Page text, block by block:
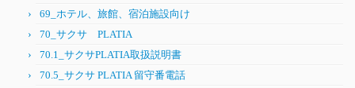
69_ホテル、旅館、宿泊施設向け
70_サクサ PLATIA
70.1_サクサPLATIA取扱説明書
70.5_サクサ PLATIA 留守番電話